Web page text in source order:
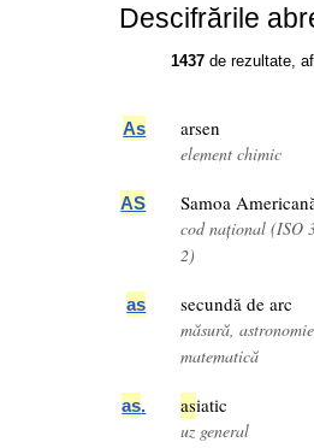
Descifrările
1437de rezultate,
As arsen
element chimic
AS Samoa
cod național (ISO
2)
as secundă de arc
măsură,
matematică
as. asiatic
uz general